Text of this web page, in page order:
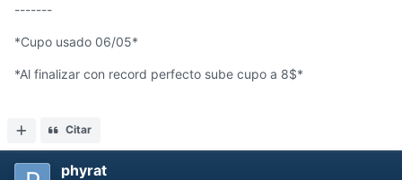
-------
*Cupo usado 06/05*
*Al finalizar con record perfecto sube cupo a 8$*
Citar
phyrat